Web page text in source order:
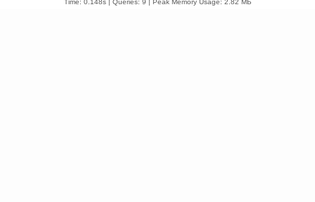
Time: 0.148s| Queries: 9 | Peak Memory Usage: 2.82 МБ